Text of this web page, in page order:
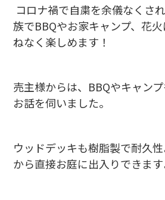
コロナ禍で自粛を余儀なくさ
族でBBQやお家キャンプ、花
ねなく楽しめます！
売主様からは、BBQやキャン
お話を伺いました。
ウッドデッキも樹脂製で耐久
から直接お庭に出入りできま